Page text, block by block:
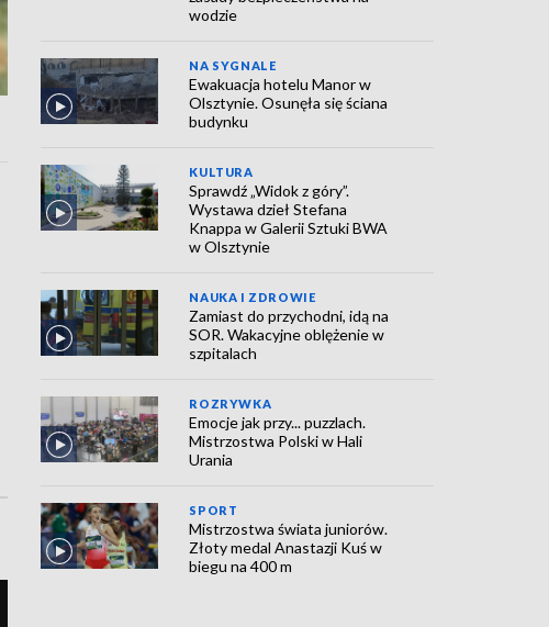
wodzie
NA SYGNALE
Ewakuacja hotelu Manor w
Olsztynie. Osunęła się ściana
budynku
KULTURA
Sprawdź „Widok z góry”.
Wystawa dzieł Stefana
Knappa w Galerii Sztuki BWA
w Olsztynie
NAUKA I ZDROWIE
Zamiast do przychodni, idą na
SOR. Wakacyjne oblężenie w
szpitalach
ROZRYWKA
Emocje jak przy... puzzlach.
Mistrzostwa Polski w Hali
Urania
SPORT
Mistrzostwa świata juniorów.
Złoty medal Anastazji Kuś w
biegu na 400 m